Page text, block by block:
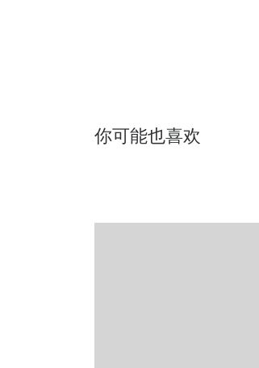
你可能也喜欢